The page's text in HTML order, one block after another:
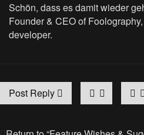
Schön, dass es damit wieder
Founder & CEO of
developer.
Post Reply